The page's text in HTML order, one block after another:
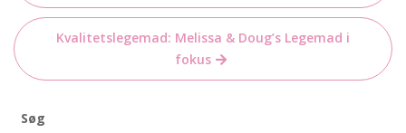
Kvalitetslegemad: Melissa & Doug’s Legemad i
fokus
Søg